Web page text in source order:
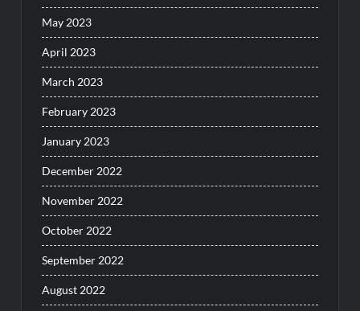
May 2023
April 2023
March 2023
February 2023
January 2023
December 2022
November 2022
October 2022
September 2022
August 2022